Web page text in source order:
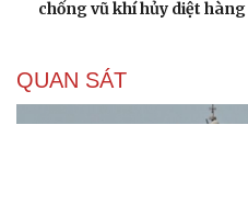
chống vũ khí hủy diệt
QUAN SÁT